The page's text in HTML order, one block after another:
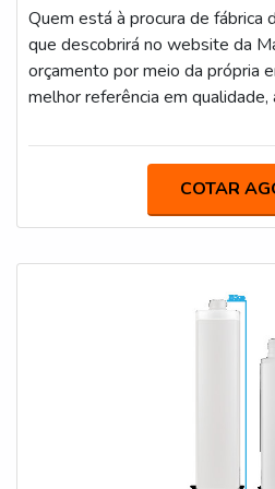
Quem está à procura de fábrica
que descobrirá no website da
orçamento por meio da própria
melhor referência em qualidade,
adquirido com empresas
cuidado ajuda a garantir a
materiais, além de evitar
frequentes de produtos que
DA FÁBRICA DE FRASCOS
fábrica de frascos PET em uma
site da Macpet. É possível
visando sempre a qualidade
serviços com ótima qualidade e
COTAR